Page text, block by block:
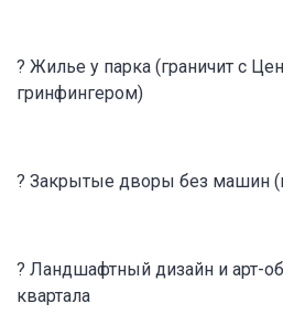
? Жилье у парка (граничит с
гринфингером)
? Закрытые дворы без машин
? Ландшафтный дизайн и арт-
квартала